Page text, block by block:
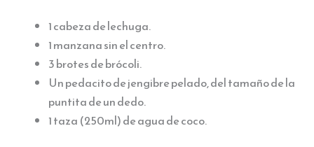
1 cabeza de lechuga.
1 manzana sin el centro.
3 brotes de brócoli.
Un pedacito de jengibre pelado, del tamaño de la
puntita de un dedo.
1 taza (250ml) de agua de coco.